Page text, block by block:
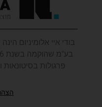
בודי איי אלומיניום
פרגולות